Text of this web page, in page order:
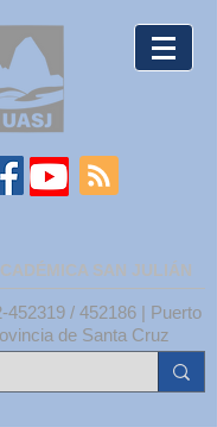
SAN JULIÁN
452319 / 452186 | Puerto
de Santa Cruz